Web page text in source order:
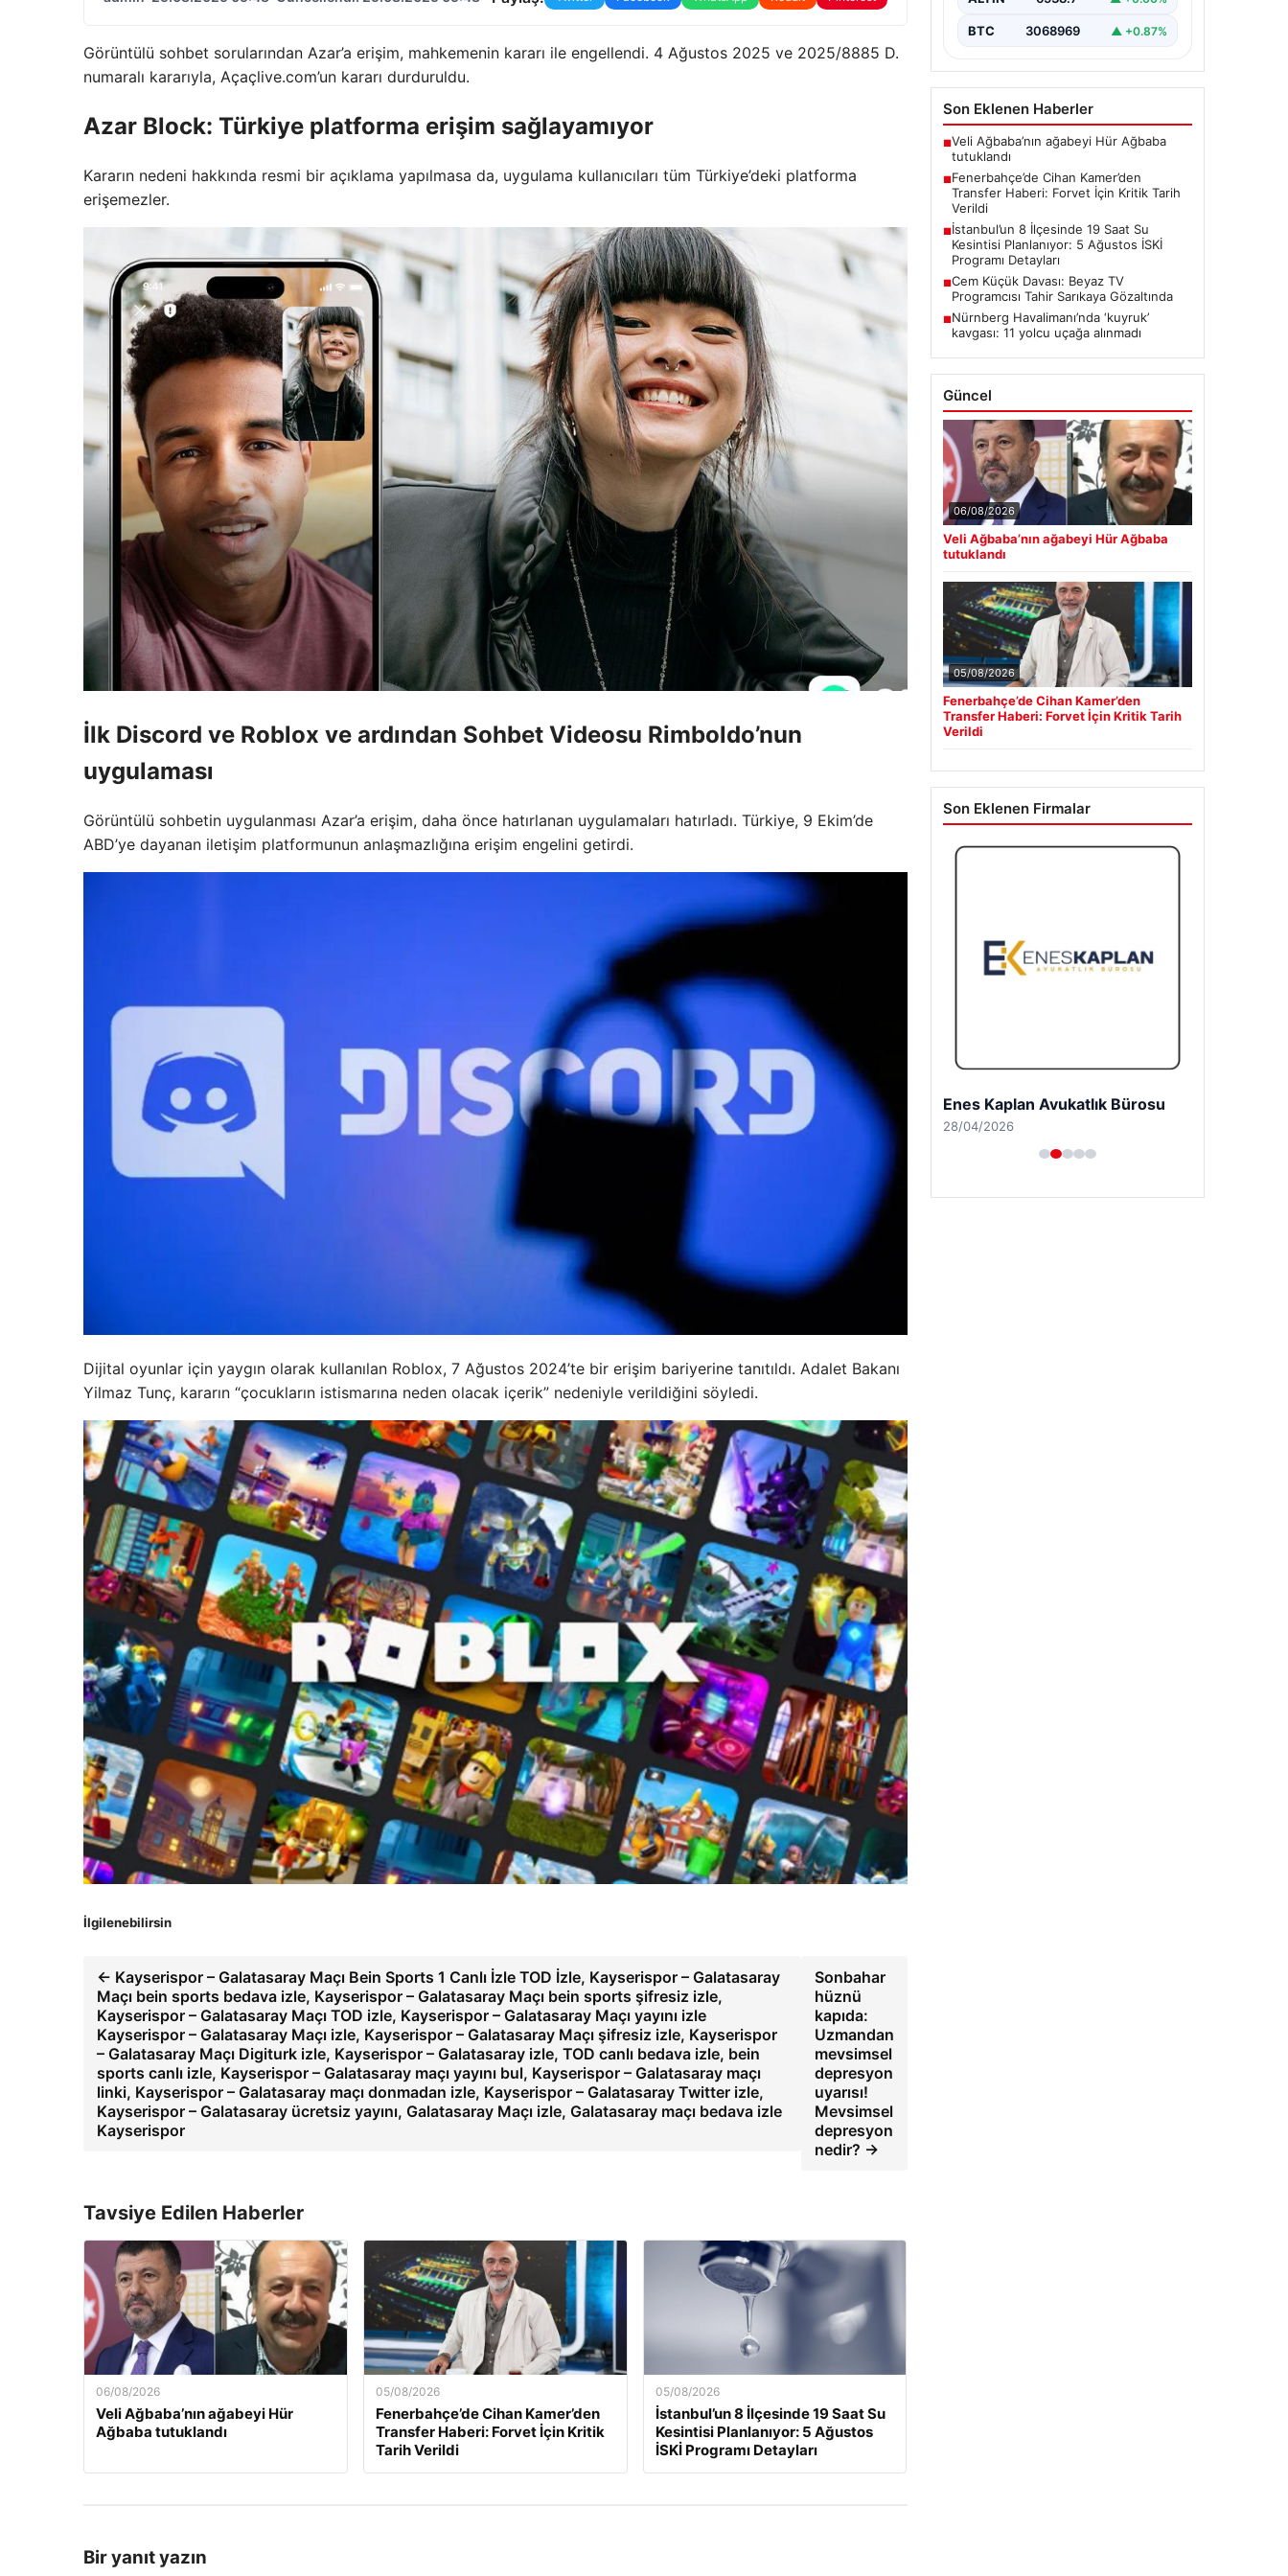
Görüntülü sohbet sorularından Azar’a erişim, mahkemenin kararı ile engellendi. 4 Ağustos 2025 ve 2025/8885 D.
numaralı kararıyla, Açaçlive.com’un kararı durduruldu.
Azar Block: Türkiye platforma erişim sağlayamıyor
Kararın nedeni hakkında resmi bir açıklama yapılmasa da, uygulama kullanıcıları tüm Türkiye’deki platforma
erişemezler.
İlk Discord ve Roblox ve ardından Sohbet Videosu Rimboldo’nun
uygulaması
Görüntülü sohbetin uygulanması Azar’a erişim, daha önce hatırlanan uygulamaları hatırladı. Türkiye, 9 Ekim’de
ABD’ye dayanan iletişim platformunun anlaşmazlığına erişim engelini getirdi.
Dijital oyunlar için yaygın olarak kullanılan Roblox, 7 Ağustos 2024’te bir erişim bariyerine tanıtıldı. Adalet Bakanı
Yilmaz Tunç, kararın “çocukların istismarına neden olacak içerik” nedeniyle verildiğini söyledi.
İlgilenebilirsin
← Kayserispor – Galatasaray Maçı Bein Sports 1 Canlı İzle TOD İzle, Kayserispor – Galatasaray
Maçı bein sports bedava izle, Kayserispor – Galatasaray Maçı bein sports şifresiz izle,
Kayserispor – Galatasaray Maçı TOD izle, Kayserispor – Galatasaray Maçı yayını izle
Kayserispor – Galatasaray Maçı izle, Kayserispor – Galatasaray Maçı şifresiz izle, Kayserispor
– Galatasaray Maçı Digiturk izle, Kayserispor – Galatasaray izle, TOD canlı bedava izle, bein
sports canlı izle, Kayserispor – Galatasaray maçı yayını bul, Kayserispor – Galatasaray maçı
linki, Kayserispor – Galatasaray maçı donmadan izle, Kayserispor – Galatasaray Twitter izle,
Kayserispor – Galatasaray ücretsiz yayını, Galatasaray Maçı izle, Galatasaray maçı bedava izle
Kayserispor
Sonbahar
hüznü
kapıda:
Uzmandan
mevsimsel
depresyon
uyarısı!
Mevsimsel
depresyon
nedir? →
Tavsiye Edilen Haberler
06/08/2026
Veli Ağbaba’nın ağabeyi Hür
Ağbaba tutuklandı
05/08/2026
Fenerbahçe’de Cihan Kamer’den
Transfer Haberi: Forvet İçin Kritik
Tarih Verildi
05/08/2026
İstanbul’un 8 İlçesinde 19 Saat Su
Kesintisi Planlanıyor: 5 Ağustos
İSKİ Programı Detayları
Bir yanıt yazın
onarım çalışmaları kapsamında…
BTC 3068969 ▲ +0.87%
Son Eklenen Haberler
■Veli Ağbaba’nın ağabeyi Hür Ağbaba
tutuklandı
■Fenerbahçe’de Cihan Kamer’den
Transfer Haberi: Forvet İçin Kritik Tarih
Verildi
■İstanbul’un 8 İlçesinde 19 Saat Su
Kesintisi Planlanıyor: 5 Ağustos İSKİ
Programı Detayları
■Cem Küçük Davası: Beyaz TV
Programcısı Tahir Sarıkaya Gözaltında
■Nürnberg Havalimanı’nda ‘kuyruk’
kavgası: 11 yolcu uçağa alınmadı
Güncel
06/08/2026
Veli Ağbaba’nın ağabeyi Hür Ağbaba
tutuklandı
05/08/2026
Fenerbahçe’de Cihan Kamer’den
Transfer Haberi: Forvet İçin Kritik Tarih
Verildi
Son Eklenen Firmalar
Trend Yapı Akustik
18/04/2026